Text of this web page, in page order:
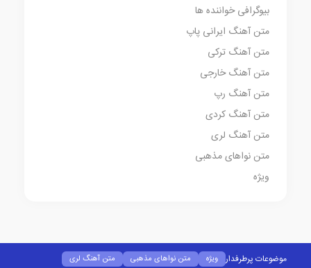
بیوگرافی خواننده ها
متن آهنگ ایرانی پاپ
متن آهنگ ترکی
متن آهنگ خارجی
متن آهنگ رپ
متن آهنگ کردی
متن آهنگ لری
متن نواهای مذهبی
ویژه
موضوعات پرطرفدار ویژه متن نواهای مذهبی متن آهنگ لری